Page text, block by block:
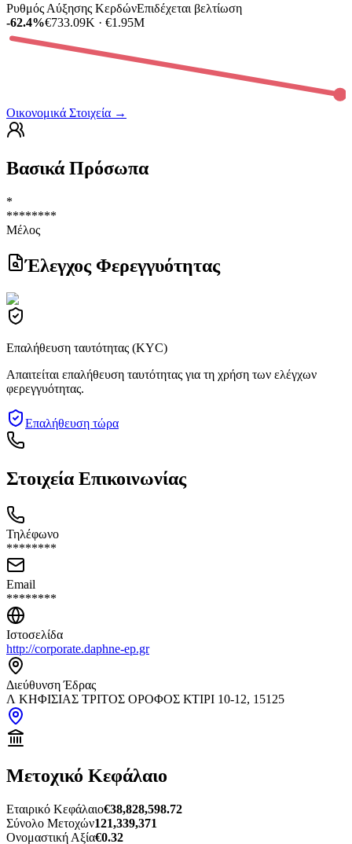
Ρυθμός Αύξησης ΚερδώνΕπιδέχεται βελτίωση
-62.4%€733.09K · €1.95M
Οικονομικά Στοιχεία →
Βασικά Πρόσωπα
*
********
Μέλος
Έλεγχος Φερεγγυότητας
Επαλήθευση ταυτότητας (KYC)
Απαιτείται επαλήθευση ταυτότητας για τη χρήση των ελέγχων
φερεγγυότητας.
Επαλήθευση τώρα
Στοιχεία Επικοινωνίας
Τηλέφωνο
********
Email
********
Ιστοσελίδα
http://corporate.daphne-ep.gr
Διεύθυνση Έδρας
Λ ΚΗΦΙΣΙΑΣ ΤΡΙΤΟΣ ΟΡΟΦΟΣ ΚΤΙΡΙ 10-12, 15125
Μετοχικό Κεφάλαιο
Εταιρικό Κεφάλαιο€38,828,598.72
Σύνολο Μετοχών121,339,371
Ονομαστική Αξία€0.32